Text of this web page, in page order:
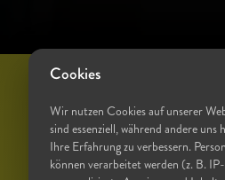
MACH
Cookies
Wir nutzen Cookies auf unserer
sind essenziell, während andere uns
Ihre Erfahrung zu verbessern.
können verarbeitet werden (z. B.